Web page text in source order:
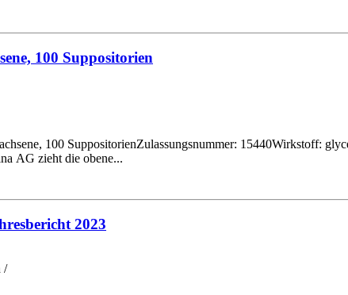
100 Suppositorien
100 SuppositorienZulassungsnummer: 15440Wirkstoff:
AG zieht die obene...
2023
/